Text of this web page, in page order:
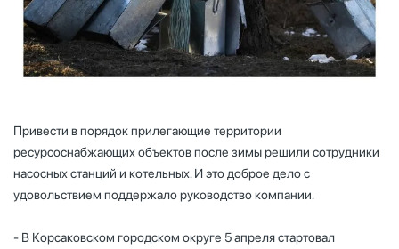
Привести в порядок прилегающие территории
ресурсоснабжающих объектов после зимы решили сотрудники
насосных станций и котельных. И это доброе дело с
удовольствием поддержало руководство компании.
- В Корсаковском городском округе 5 апреля стартовал